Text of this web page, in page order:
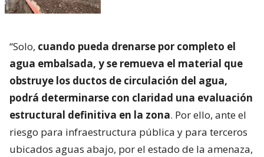
“Solo, cuando pueda drenarse por completo el
agua embalsada, y se remueva el material que
obstruye los ductos de circulación del agua,
podrá determinarse con claridad una evaluación
estructural definitiva en la zona. Por ello, ante el
riesgo para infraestructura pública y para terceros
ubicados aguas abajo, por el estado de la amenaza,